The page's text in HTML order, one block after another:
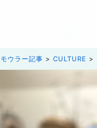
モウラー記事 CULTURE